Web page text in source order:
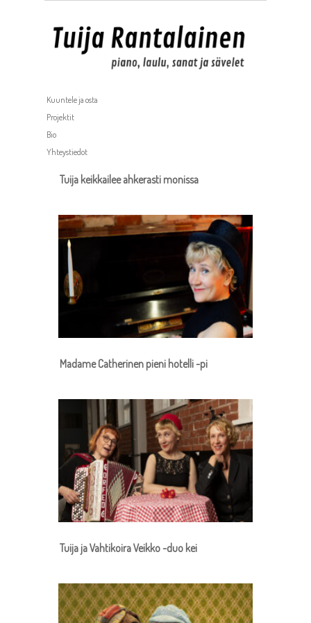
Kuuntele ja osta
Projektit
Bio
Yhteystiedot
Tuija keikkailee ahkerasti monissa
Madame Catherinen pieni hotelli -pi
Tuija ja Vahtikoira Veikko -duo kei